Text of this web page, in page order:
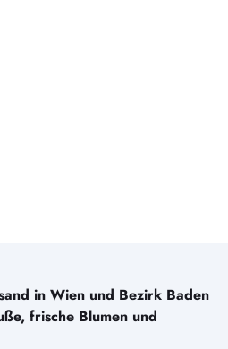
in Wien und Bezirk Baden
frische Blumen und